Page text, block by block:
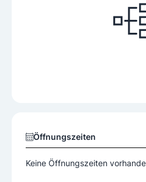
Öffnungszeiten
Keine Öffnungszeiten